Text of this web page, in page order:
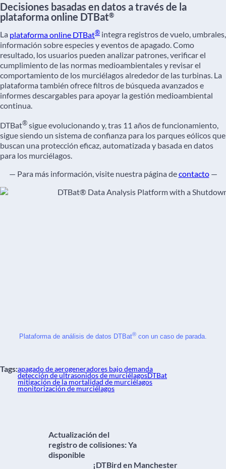
Decisiones basadas en datos a través de la
plataforma online DTBat®
La plataforma online DTBat® integra registros de vuelo, umbrales,
información sobre especies y eventos de apagado. Como
resultado, los usuarios pueden analizar patrones, verificar el
cumplimiento de las normas medioambientales y revisar el
comportamiento de los murciélagos alrededor de las turbinas. La
plataforma también ofrece filtros de búsqueda avanzados e
informes descargables para apoyar la gestión medioambiental
continua.
DTBat®sigue evolucionando y, tras 11 años de funcionamiento,
sigue siendo un sistema de confianza para los parques eólicos que
buscan una protección eficaz, automatizada y basada en datos
para los murciélagos.
— Para más información, visite nuestra página decontacto—
Plataforma de análisis de datos DTBat® con un caso de parada.
Tags:apagado de aerogeneradores bajo demanda
detección de ultrasonidos de murciélagosDTBat
mitigación de la mortalidad de murciélagos
monitorización de murciélagos
Actualización del
registro de colisiones: Ya
disponible
¡DTBird en Manchester